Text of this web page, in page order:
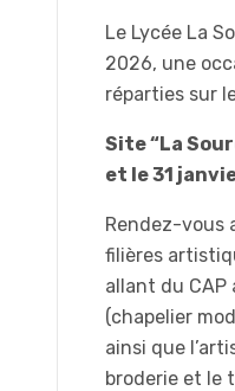
Le Lycée La
2026, une
réparties sur
Site “La
et le 31
Rendez-vous
filières
allant du CAP
(chapelier
ainsi que
broderie et le